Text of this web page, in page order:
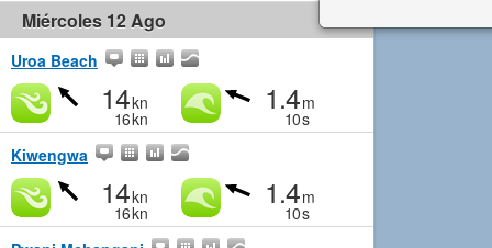
Miércoles 12 Ago
Uroa Beach
14kn
16kn
1.4m
10s
Kiwengwa
14kn
16kn
1.4m
10s